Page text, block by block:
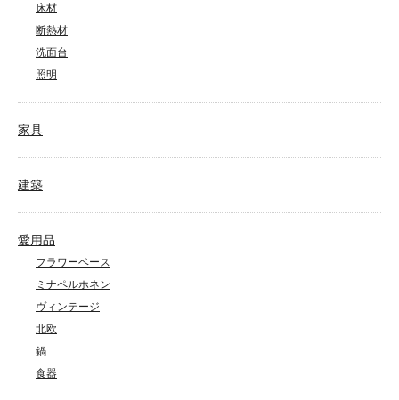
床材
断熱材
洗面台
照明
家具
建築
愛用品
フラワーベース
ミナペルホネン
ヴィンテージ
北欧
鍋
食器